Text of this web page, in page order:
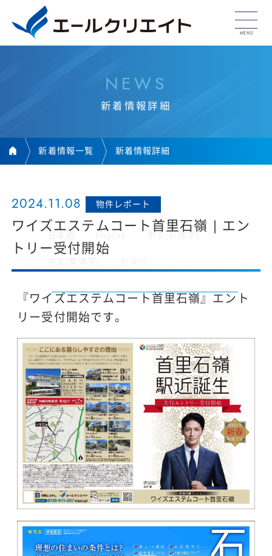
日本語 English 中文(简体字)
新着情報詳細
N EWS
新着情報一覧 新着情報詳細
2024.11.08 物件レポート
ワイズエステムコート首里石嶺 | エン
トリー受付開始
『ワイズエステムコート首里石嶺』エント
リー受付開始です。